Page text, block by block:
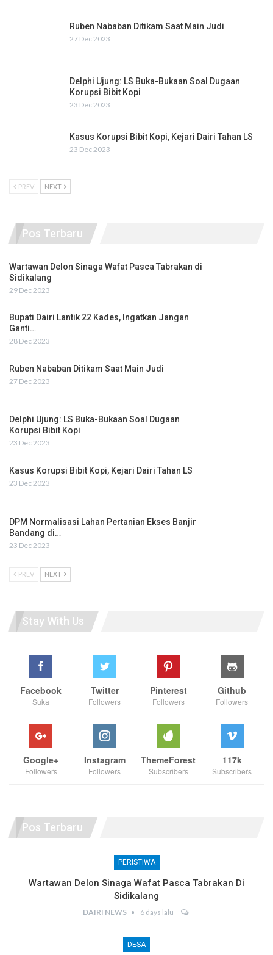
Ruben Nababan Ditikam Saat Main Judi
27 Dec 2023
Delphi Ujung: LS Buka-Bukaan Soal Dugaan
Korupsi Bibit Kopi
23 Dec 2023
Kasus Korupsi Bibit Kopi, Kejari Dairi Tahan LS
23 Dec 2023
PREV NEXT
Pos Terbaru
Wartawan Delon Sinaga Wafat Pasca Tabrakan di
Sidikalang
29 Dec 2023
Bupati Dairi Lantik 22 Kades, Ingatkan Jangan
Ganti…
28 Dec 2023
Ruben Nababan Ditikam Saat Main Judi
27 Dec 2023
Delphi Ujung: LS Buka-Bukaan Soal Dugaan
Korupsi Bibit Kopi
23 Dec 2023
Kasus Korupsi Bibit Kopi, Kejari Dairi Tahan LS
23 Dec 2023
DPM Normalisasi Lahan Pertanian Ekses Banjir
Bandang di…
23 Dec 2023
PREV NEXT
Stay With Us
Facebook
Suka
Twitter
Followers
Pinterest
Followers
Github
Followers
Google+
Followers
Instagram
Followers
ThemeForest
Subscribers
117k
Subscribers
Pos Terbaru
PERISTIWA
Wartawan Delon Sinaga Wafat Pasca Tabrakan Di
Sidikalang
DAIRI NEWS 6 days lalu
DESA